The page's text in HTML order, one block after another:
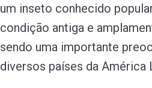
um inseto conhecido
condição antiga e
sendo uma importante
diversos países da América